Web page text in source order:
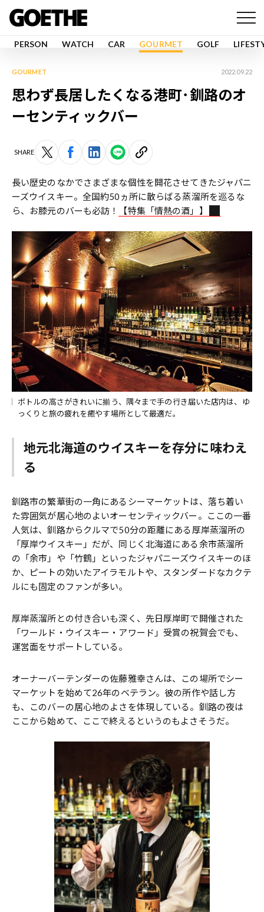
PERSON WATCH CAR GOURMET GOLF
GOURMET 2022.09.22
思わず長居したくなる港町･釧路のオ
ーセンティックバー
SHARE
長い歴史のなかでさまざまな個性を開花させてきたジャパニ
ーズウイスキー。全国約50ヵ所に散らばる蒸溜所を巡るな
ら、お膝元のバーも必訪！
【特集「情熱の酒」】
ボトルの高さがきれいに揃う、隅々まで手の行き届いた店内は、ゆ
っくりと旅の疲れを癒やす場所として最適だ。
地元北海道のウイスキーを存分に味わえ
る
釧路市の繁華街の一角にあるシーマーケットは、落ち着い
た雰囲気が居心地のよいオーセンティックバー。ここの一番
人気は、釧路からクルマで50分の距離にある厚岸蒸溜所の
「厚岸ウイスキー」だが、同じく北海道にある余市蒸溜所
の「余市」や「竹鶴」といったジャパニーズウイスキーのほ
か、ピートの効いたアイラモルトや、スタンダードなカクテ
ルにも固定のファンが多い。
厚岸蒸溜所との付き合いも深く、先日厚岸町で開催された
「ワールド・ウイスキー・アワード」受賞の祝賀会でも、
運営面をサポートしている。
オーナーバーテンダーの佐藤雅幸さんは、この場所でシー
マーケットを始めて26年のベテラン。彼の所作や話し方
も、このバーの居心地のよさを体現している。釧路の夜は
ここから始めて、ここで終えるというのもよさそうだ。